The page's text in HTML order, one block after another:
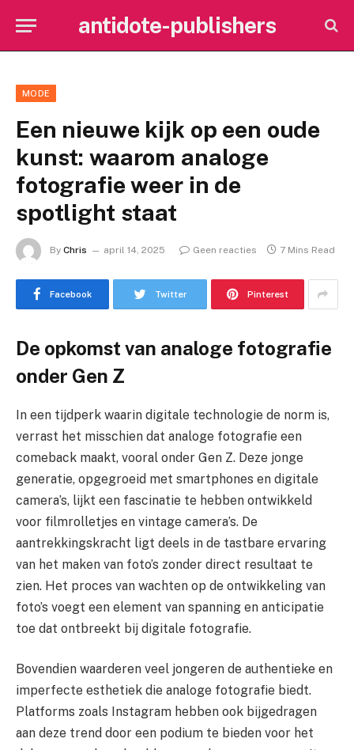
antidote-publishers
MODE
Een nieuwe kijk op een oude
kunst: waarom analoge
fotografie weer in de
spotlight staat
By Chris april 14, 2025 Geen reacties 7 Mins Read
Facebook Twitter Pinterest
De opkomst van analoge fotografie
onder Gen Z
In een tijdperk waarin digitale technologie de norm is,
verrast het misschien dat analoge fotografie een
comeback maakt, vooral onder Gen Z. Deze jonge
generatie, opgegroeid met smartphones en digitale
camera’s, lijkt een fascinatie te hebben ontwikkeld
voor filmrolletjes en vintage camera’s. De
aantrekkingskracht ligt deels in de tastbare ervaring
van het maken van foto’s zonder direct resultaat te
zien. Het proces van wachten op de ontwikkeling van
foto’s voegt een element van spanning en anticipatie
toe dat ontbreekt bij digitale fotografie.
Bovendien waarderen veel jongeren de authentieke en
imperfecte esthetiek die analoge fotografie biedt.
Platforms zoals Instagram hebben ook bijgedragen
aan deze trend door een podium te bieden voor het